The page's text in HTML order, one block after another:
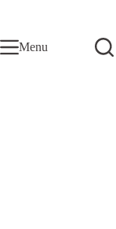
Menu